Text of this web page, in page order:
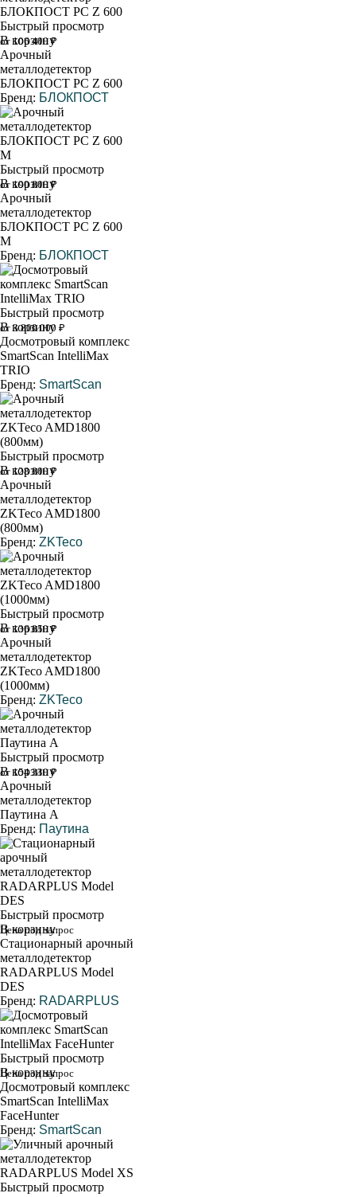
Быстрый просмотр
В корзину
от 106 400 ₽
Арочный
металлодетектор
БЛОКПОСТ PC Z 600
Бренд: БЛОКПОСТ
Быстрый просмотр
В корзину
от 190 800 ₽
Арочный
металлодетектор
БЛОКПОСТ PC Z 600
M
Бренд: БЛОКПОСТ
Быстрый просмотр
В корзину
от 3 800 000 ₽
Досмотровый комплекс
SmartScan IntelliMax
TRIO
Бренд: SmartScan
Быстрый просмотр
В корзину
от 128 800 ₽
Арочный
металлодетектор
ZKTeco AMD1800
(800мм)
Бренд: ZKTeco
Быстрый просмотр
В корзину
от 136 850 ₽
Арочный
металлодетектор
ZKTeco AMD1800
(1000мм)
Бренд: ZKTeco
Быстрый просмотр
В корзину
от 154 330 ₽
Арочный
металлодетектор
Паутина А
Бренд: Паутина
Быстрый просмотр
В корзину
Цена под запрос
Стационарный арочный
металлодетектор
RADARPLUS Model
DES
Бренд: RADARPLUS
Быстрый просмотр
В корзину
Цена под запрос
Досмотровый комплекс
SmartScan IntelliMax
FaceHunter
Бренд: SmartScan
Быстрый просмотр